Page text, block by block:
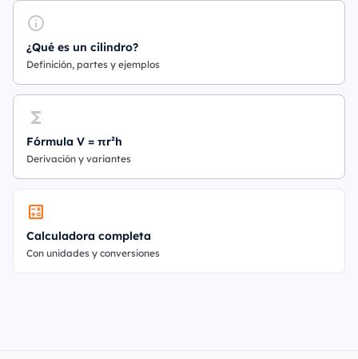
¿Qué es un cilindro?
Definición, partes y ejemplos
Fórmula V = πr²h
Derivación y variantes
Calculadora completa
Con unidades y conversiones